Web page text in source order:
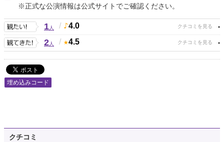
※正式な公演情報は公式サイトでご確認ください。
1人 / 4.0
2人 / 4.5
埋め込みコード
クチコミ